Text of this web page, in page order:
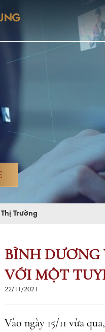
Trường
BÌNH DƯƠNG
VỚI MỘT
22/11/2021
Vào ngày 15/11 vừa